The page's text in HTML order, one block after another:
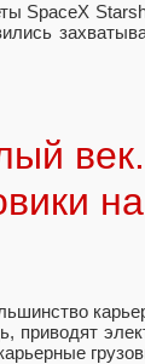
SpaceX
век.
приводят